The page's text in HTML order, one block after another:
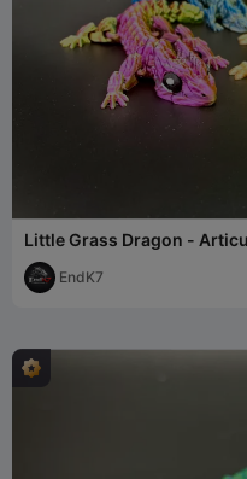
Little Grass Dragon -
EndK7